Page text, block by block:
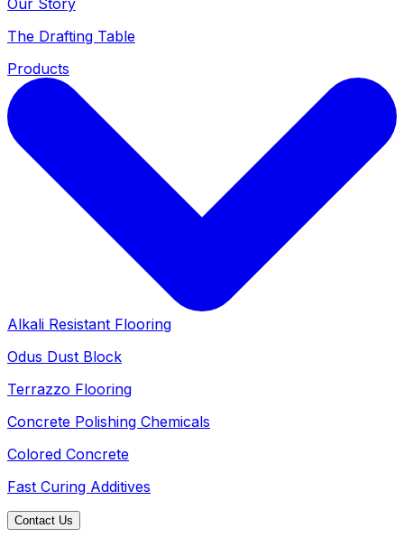
The Drafting Table
Products
Alkali Resistant Flooring
Odus Dust Block
Terrazzo Flooring
Concrete Polishing Chemicals
Colored Concrete
Fast Curing Additives
Contact Us